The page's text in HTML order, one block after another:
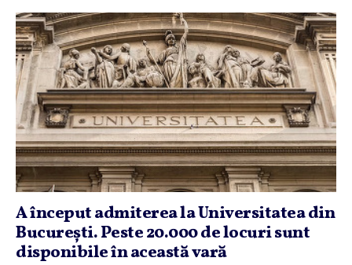
A început admiterea la Universitatea din
Bucureşti. Peste 20.000 de locuri sunt
disponibile în această vară